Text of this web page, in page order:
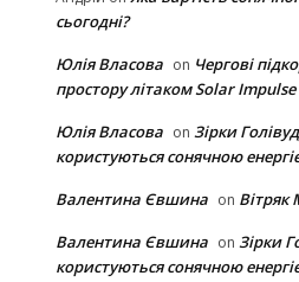
сьогодні?
Юлія Власова on Чергові
простору літаком Solar Impulse
Юлія Власова on Зірки
користуються сонячною
Валентина Євшина on Вітряк
Валентина Євшина on Зірки
користуються сонячною